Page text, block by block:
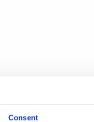
Consent